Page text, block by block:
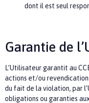
dont il est seul
Garantie de
L’Utilisateur garantit au
actions et/ou
du fait de la violation, par
obligations ou garanties